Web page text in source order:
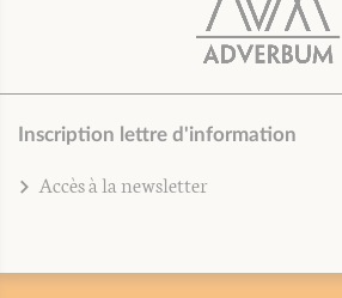
Inscription lettre d'information
Accès à la newsletter